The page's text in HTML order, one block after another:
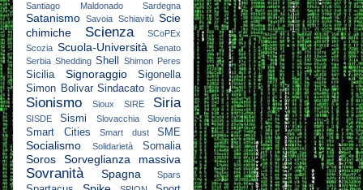
Santiago Maldonado Sardegna
Satanismo Savoia Schiavitù Scie
chimiche
Scienza
SCoPEx
Scozia Scuola-Università
Senato
Serbia Shedding Shell Shimon Peres
Sicilia Signoraggio
Sigonella
Simon Bolivar Sindacato Sinovac
Sionismo Sioux SIRE Siria
SISDE Sismi Slovacchia Slovenia
Smart Cities Smart dust SME
Socialismo Solidarietà Somalia
Soros Sorveglianza massiva
Sovranità Spagna Spars